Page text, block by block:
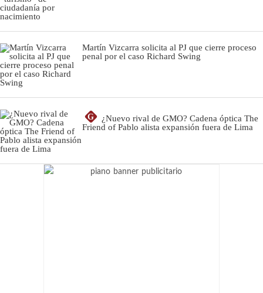
Martín Vizcarra solicita al PJ que cierre proceso
penal por el caso Richard Swing
G
¿Nuevo rival de GMO? Cadena óptica The
Friend of Pablo alista expansión fuera de Lima